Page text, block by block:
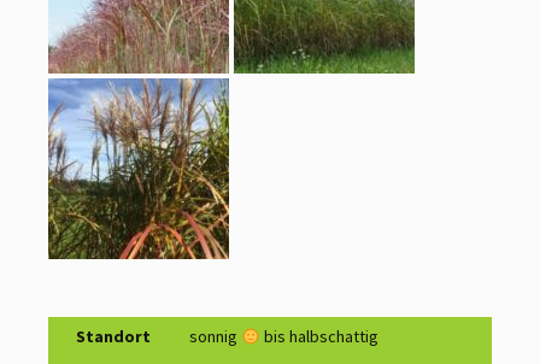
Standort sonnig bis halbschattig